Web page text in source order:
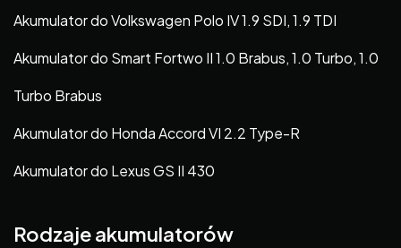
Akumulator do Volkswagen Polo IV 1.9 SDI, 1.9 TDI
Akumulator do Smart Fortwo II 1.0 Brabus, 1.0 Turbo, 1.0
Turbo Brabus
Akumulator do Honda Accord VI 2.2 Type-R
Akumulator do Lexus GS II 430
Rodzaje akumulatorów